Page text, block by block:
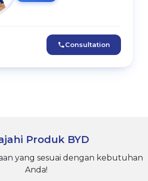
Consultation
Produk BYD
yang sesuai dengan kebutuhan
Anda!